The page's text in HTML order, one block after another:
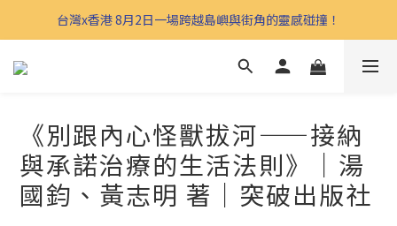
台灣x香港 8月2日一場跨越島嶼與街角的靈感碰撞！
《別跟內心怪獸拔河——接納
與承諾治療的生活法則》｜湯
國鈞、黃志明 著｜突破出版社